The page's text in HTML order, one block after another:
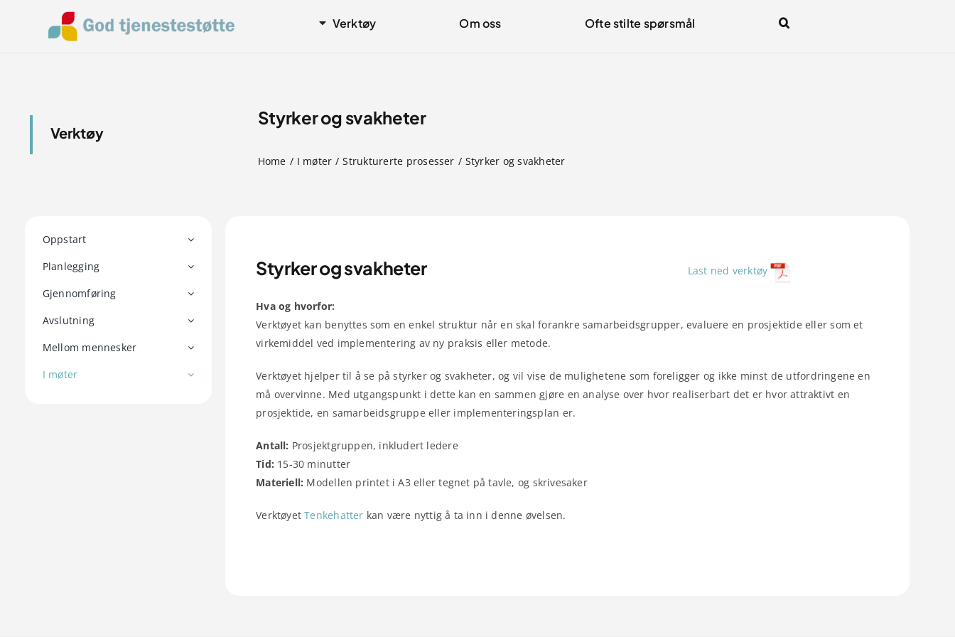
Verktøy Om oss Ofte stilte spørsmål
Verktøy
Styrker og svakheter
Home I møter Strukturerte prosesser Styrker og svakheter
Oppstart
Planlegging
Gjennomføring
Avslutning
Mellom mennesker
I møter
Styrker og svakheter Last ned verktøy
Hva og hvorfor:
Verktøyet kan benyttes som en enkel struktur når en skal forankre samarbeidsgrupper, evaluere en prosjektide eller som et
virkemiddel ved implementering av ny praksis eller metode.
Verktøyet hjelper til å se på styrker og svakheter, og vil vise de mulighetene som foreligger og ikke minst de utfordringene en
må overvinne. Med utgangspunkt i dette kan en sammen gjøre en analyse over hvor realiserbart det er hvor attraktivt en
prosjektide, en samarbeidsgruppe eller implementeringsplan er.
Antall: Prosjektgruppen, inkludert ledere
Tid: 15-30 minutter
Materiell: Modellen printet i A3 eller tegnet på tavle, og skrivesaker
VerktøyetTenkehatter kan være nyttig å ta inn i denne øvelsen.